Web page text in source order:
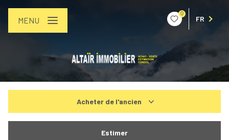
0
FR
MENU
Acheter de l'ancien
Estimer